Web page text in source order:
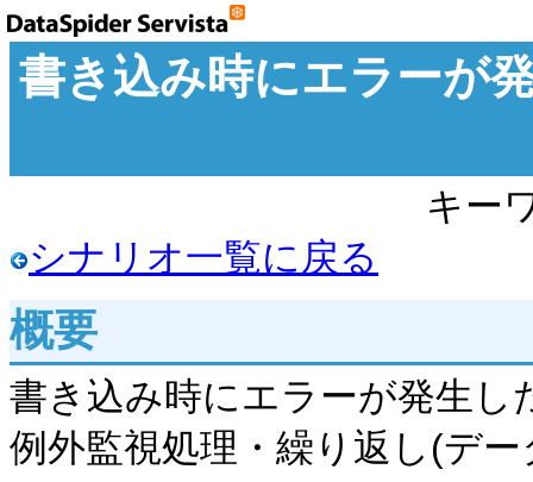
書き込み時にエラーが
キー
シナリオ一覧に戻る
概要
書き込み時にエラーが発生し
例外監視処理・繰り返し(デ